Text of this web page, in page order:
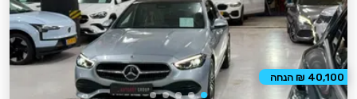
40,100 ₪ הנחה